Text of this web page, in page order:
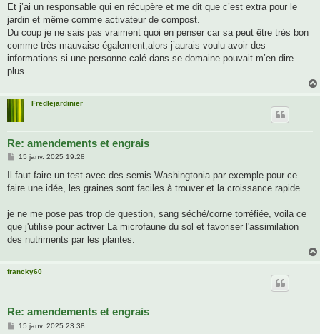
Et j’ai un responsable qui en récupère et me dit que c’est extra pour le
jardin et même comme activateur de compost.
Du coup je ne sais pas vraiment quoi en penser car sa peut être très bon
comme très mauvaise également,alors j’aurais voulu avoir des
informations si une personne calé dans se domaine pouvait m’en dire
plus.
Fredlejardinier
Re: amendements et engrais
M
s
a
15 janv. 2025 19:28
Il faut faire un test avec des semis Washingtonia par exemple pour ce
faire une idée, les graines sont faciles à trouver et la croissance rapide.
je ne me pose pas trop de question, sang séché/corne torréfiée, voila ce
que j'utilise pour activer La microfaune du sol et favoriser l'assimilation
des nutriments par les plantes.
francky60
Re: amendements et engrais
M15 janv. 2025 23:38